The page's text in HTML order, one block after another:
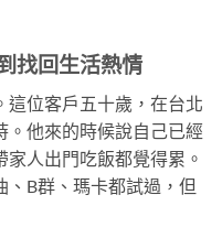
找回生活熱情
這位客戶五十歲，在台北
。他來的時候說自己已經
家人出門吃飯都覺得累。
B群、瑪卡都試過，但